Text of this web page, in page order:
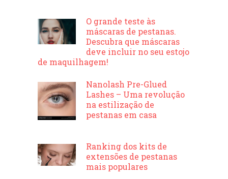
O grande teste às
máscaras de pestanas.
Descubra que máscaras
deve incluir no seu estojo
de maquilhagem!
Nanolash Pre-Glued
Lashes – Uma revolução
na estilização de
pestanas em casa
Ranking dos kits de
extensões de pestanas
mais populares